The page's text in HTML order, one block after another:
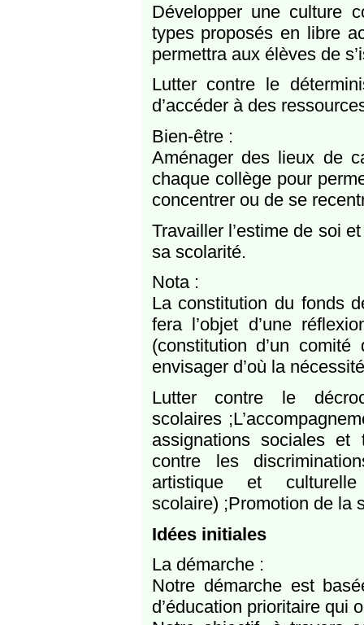
Développer une culture
types proposés en libre
permettra aux élèves de
Lutter contre le
d’accéder à des
Bien-être :
Aménager des lieux de
chaque collège pour
concentrer ou de se
Travailler l’estime de soi
sa scolarité.
Nota :
La constitution du fonds
fera l’objet d’une
(constitution d’un
envisager d’où la
Lutter contre le
scolaires
assignations sociales et
contre les
artistique et
scolaire) ;Promotion de la
Idées initiales
La démarche :
Notre démarche est
d’éducation prioritaire qui